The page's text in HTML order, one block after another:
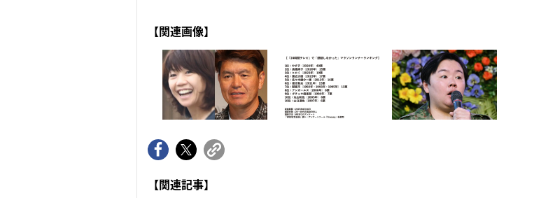
【関連画像】
【関連記事】